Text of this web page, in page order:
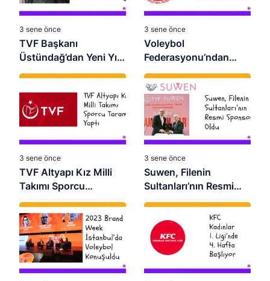
3 sene önce
TVF Başkanı
Üstündağ’dan Yeni Yıl
Mesajı
3 sene önce
Voleybol
Federasyonu’ndan
Transfer Tarihi
Güncellemesi
3 sene önce
TVF Altyapı Kız Milli
Takımı Sporcu
Taraması Yaptı
3 sene önce
Suwen, Filenin
Sultanları’nın Resmi
Sponsoru Oldu